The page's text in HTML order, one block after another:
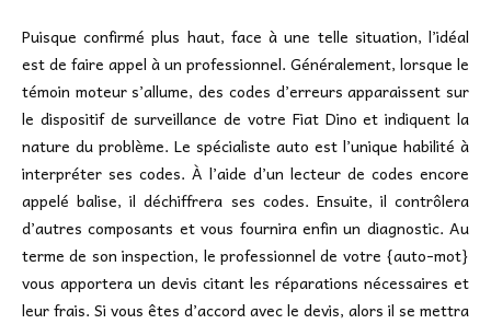
Puisque confirmé plus haut, face à une telle situation, l’idéal
est de faire appel à un professionnel. Généralement, lorsque le
témoin moteur s’allume, des codes d’erreurs apparaissent sur
le dispositif de surveillance de votre Fiat Dino et indiquent la
nature du problème. Le spécialiste auto est l’unique habilité à
interpréter ses codes. À l’aide d’un lecteur de codes encore
appelé balise, il déchiffrera ses codes. Ensuite, il contrôlera
d’autres composants et vous fournira enfin un diagnostic. Au
terme de son inspection, le professionnel de votre {auto-mot}
vous apportera un devis citant les réparations nécessaires et
leur frais. Si vous êtes d’accord avec le devis, alors il se mettra